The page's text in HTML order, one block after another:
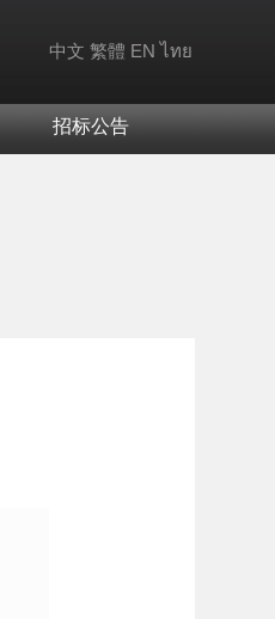
中文 繁體 EN ไทย
招标公告